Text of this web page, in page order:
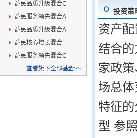
益民品质升级混合C
益民服务领先混合A
益民品质升级混合A
益民核心增长混合
益民服务领先混合C
查看旗下全部基金>>
投资策
资产
结合
家政
场总
特征
型 参